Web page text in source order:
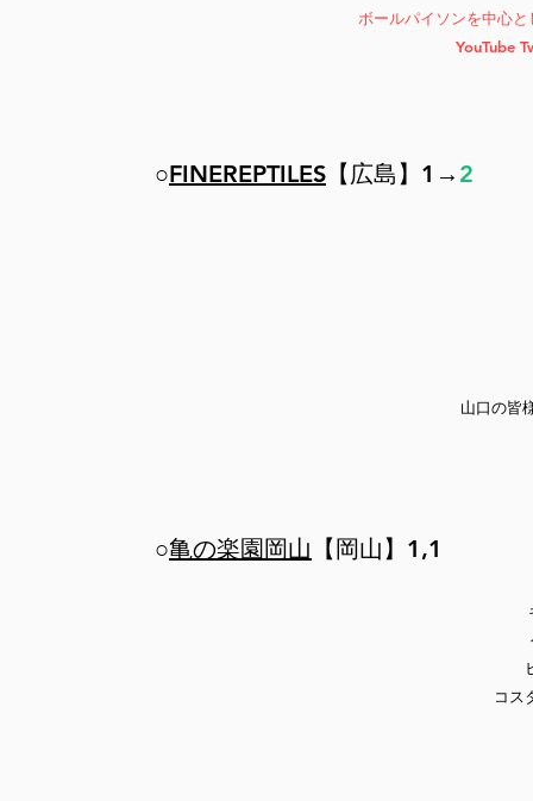
ボールパイソンを中心
YouTube
○FINEREPTILES 【広島】1→ 2
山口の皆
○亀の楽園岡山 【岡山】1,1
コス